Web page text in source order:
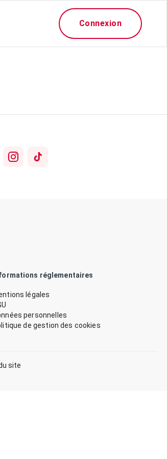
Connexion
réglementaires
légales
personnelles
de gestion des cookies
site